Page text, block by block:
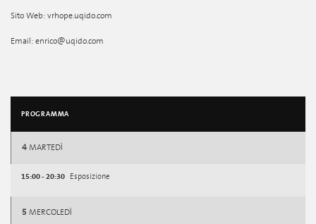
Sito Web: vrhope.uqido.com
Email: enrico@uqido.com
PROGRAMMA
4 MARTEDÌ
15:00 - 20:30 Esposizione
5 MERCOLEDÌ